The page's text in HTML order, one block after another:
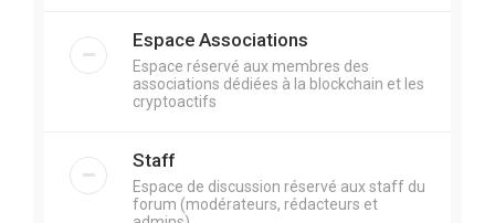
Espace Associations
Espace réservé aux membres des
associations dédiées à la blockchain et les
cryptoactifs
Staff
Espace de discussion réservé aux staff du
forum (modérateurs, rédacteurs et